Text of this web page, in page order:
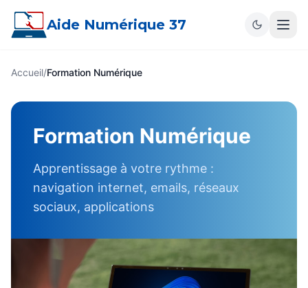
Aide Numérique 37
Accueil/Formation Numérique
Formation Numérique
Apprentissage à votre rythme :
navigation internet, emails, réseaux
sociaux, applications